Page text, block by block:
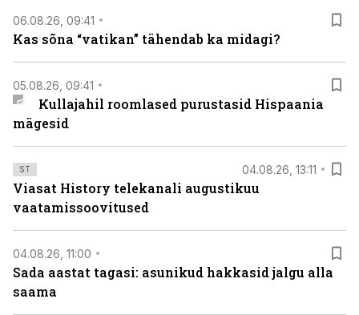
06.08.26, 09:41
Kas sõna “vatikan” tähendab ka midagi?
05.08.26, 09:41
Kullajahil roomlased purustasid Hispaania
mägesid
ST 04.08.26, 13:11
Viasat History telekanali augustikuu
vaatamissoovitused
04.08.26, 11:00
Sada aastat tagasi: asunikud hakkasid jalgu alla
saama